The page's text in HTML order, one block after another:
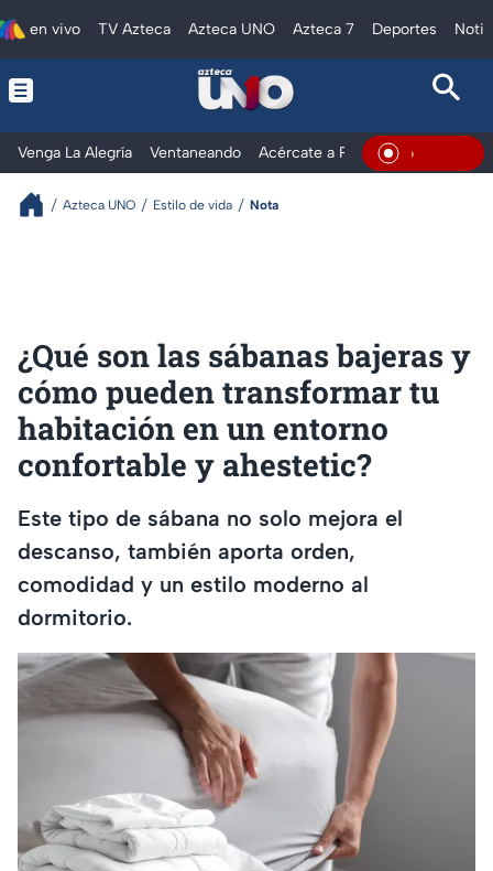
en vivo TV Azteca Azteca UNO Azteca 7 Deportes
Venga La Alegría Ventaneando Acércate a Rocío Al ExtremoEn Vivo
Azteca UNO Estilo de vida Nota
¿Qué son las sábanas bajeras y
cómo pueden transformar tu
habitación en un entorno
confortable y ahestetic?
Este tipo de sábana no solo mejora el
descanso, también aporta orden,
comodidad y un estilo moderno al
dormitorio.